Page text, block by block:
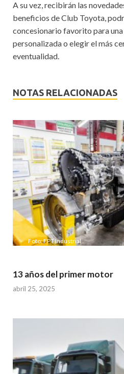
A su vez, recibirán las
beneficios de Club Toyota,
concesionario favorito para
personalizada o elegir el más
eventualidad.
NOTAS RELACIONADAS
Foto: FPT Industrial
13 años del primer motor
abril 25, 2025